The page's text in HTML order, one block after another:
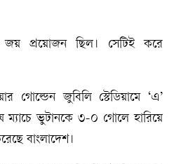
প্রয়োজন ছিল। সেটিই করে
গোল্ডেন জুবিলি স্টেডিয়ামে ‘এ’
ম্যাচে ভুটানকে ৩-০ গোলে হারিয়ে
বাংলাদেশ।